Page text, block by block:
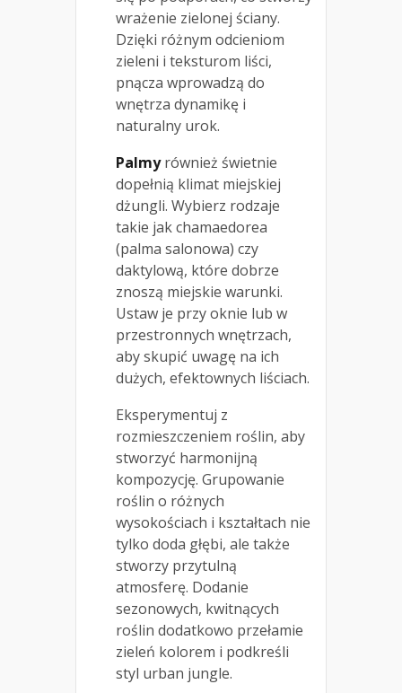
wrażenie zielonej ściany.
Dzięki różnym odcieniom
zieleni i teksturom liści,
pnącza wprowadzą do
wnętrza dynamikę i
naturalny urok.
Palmyrównież świetnie
dopełnią klimat miejskiej
dżungli. Wybierz rodzaje
takie jak chamaedorea
(palma salonowa) czy
daktylową, które dobrze
znoszą miejskie warunki.
Ustaw je przy oknie lub w
przestronnych wnętrzach,
aby skupić uwagę na ich
dużych, efektownych liściach.
Eksperymentuj z
rozmieszczeniem roślin, aby
stworzyć harmonijną
kompozycję. Grupowanie
roślin o różnych
wysokościach i kształtach nie
tylko doda głębi, ale także
stworzy przytulną
atmosferę. Dodanie
sezonowych, kwitnących
roślin dodatkowo przełamie
zieleń kolorem i podkreśli
styl urban jungle.